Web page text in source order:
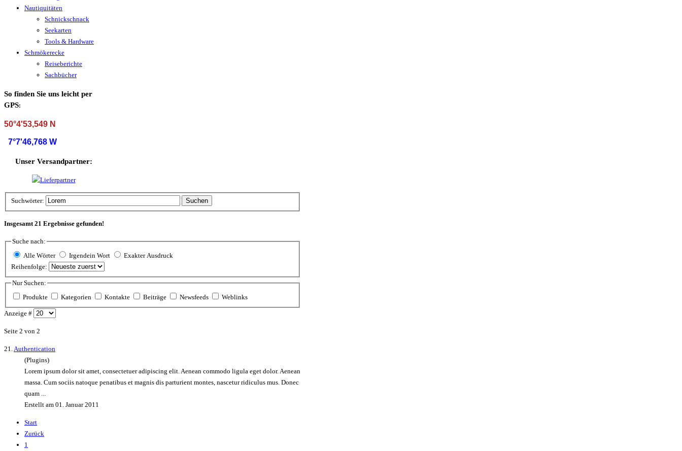
Nautiquitäten
Schnickschnack
Seekarten
Tools & Hardware
Schmökerecke
Reiseberichte
Sachbücher
So finden Sie uns leicht per
GPS:
50°4'53,549 N
7°7'46,768 W
Unser Versandpartner:
Suchwörter: Suchen
Insgesamt 21 Ergebnisse gefunden!
Suche nach:
Alle Wörter
Irgendein Wort
Exakter Ausdruck
Reihenfolge:
Nur Suchen:
Produkte
Kategorien Kontakte Beiträge Newsfeeds Weblinks
Anzeige #
Seite 2 von 2
21. Authentication
(Plugins)
Lorem ipsum dolor sit amet, consectetuer adipiscing elit. Aenean commodo ligula eget dolor. Aenean
massa. Cum sociis natoque penatibus et magnis dis parturient montes, nascetur ridiculus mus. Donec
quam ...
Erstellt am 01. Januar 2011
Start
Zurück
1